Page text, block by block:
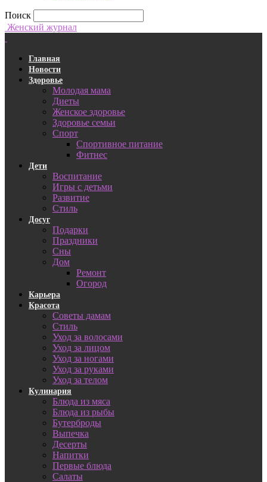
Поиск
Женский журнал
Главная
Новости
Здоровье
Молодая мама
Диеты
Женское здоровье
Здоровье семьи
Спорт
Спортивное питание
Фитнес
Дети
Воспитание
Игры с детьми
Развитие
Стиль
Досуг
Подарки
Праздники
Сны
Дом
Ремонт
Огород
Карьера
Красота
Советы дамам
Стиль
Уход за волосами
Уход за лицом
Уход за ногами
Уход за руками
Уход за телом
Кулинария
Блюда из мяса
Блюда из рыбы
Бутерброды
Выпечка
Десерты
Напитки
Первые блюда
Салаты